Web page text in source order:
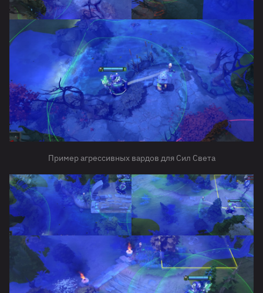
Пример агрессивных вардов для Сил Света